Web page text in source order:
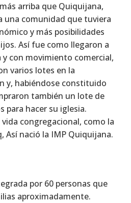
arriba que Quiquijana,
una comunidad que tuviera
y más posibilidades
Así fue como llegaron a
y con movimiento comercial,
varios lotes en la
y, habiéndose constituido
también un lote de
para hacer su iglesia.
congregacional, como la
Así nació la IMP Quiquijana.
por 60 personas que
aproximadamente.